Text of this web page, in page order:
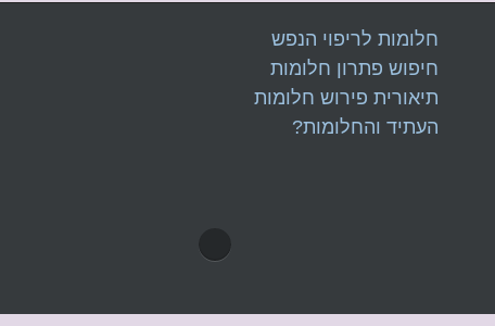
חלומות לריפוי הנפש
חיפוש פתרון חלומות
תיאורית פירוש חלומות
העתיד והחלומות?